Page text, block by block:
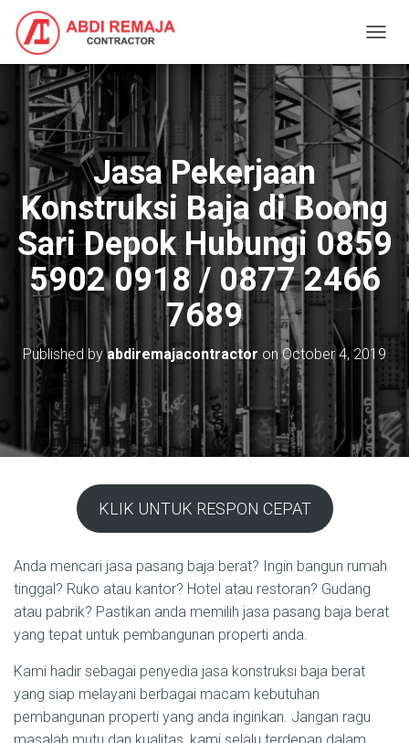
O
G
N
I
G
A
T
I
O
Jasa Pekerjaan
Konstruksi Baja di Boong
Sari Depok Hubungi 0859
5902 0918 / 0877 2466
7689
Published byabdiremajacontractor onOctober 4, 2019
KLIK UNTUK RESPON CEPAT
Anda mencari jasa pasang baja berat? Ingin bangun rumah
tinggal? Ruko atau kantor? Hotel atau restoran? Gudang
atau pabrik? Pastikan anda memilih jasa pasang baja berat
yang tepat untuk pembangunan properti anda.
Kami hadir sebagai penyedia jasa konstruksi baja berat
yang siap melayani berbagai macam kebutuhan
pembangunan properti yang anda inginkan. Jangan ragu